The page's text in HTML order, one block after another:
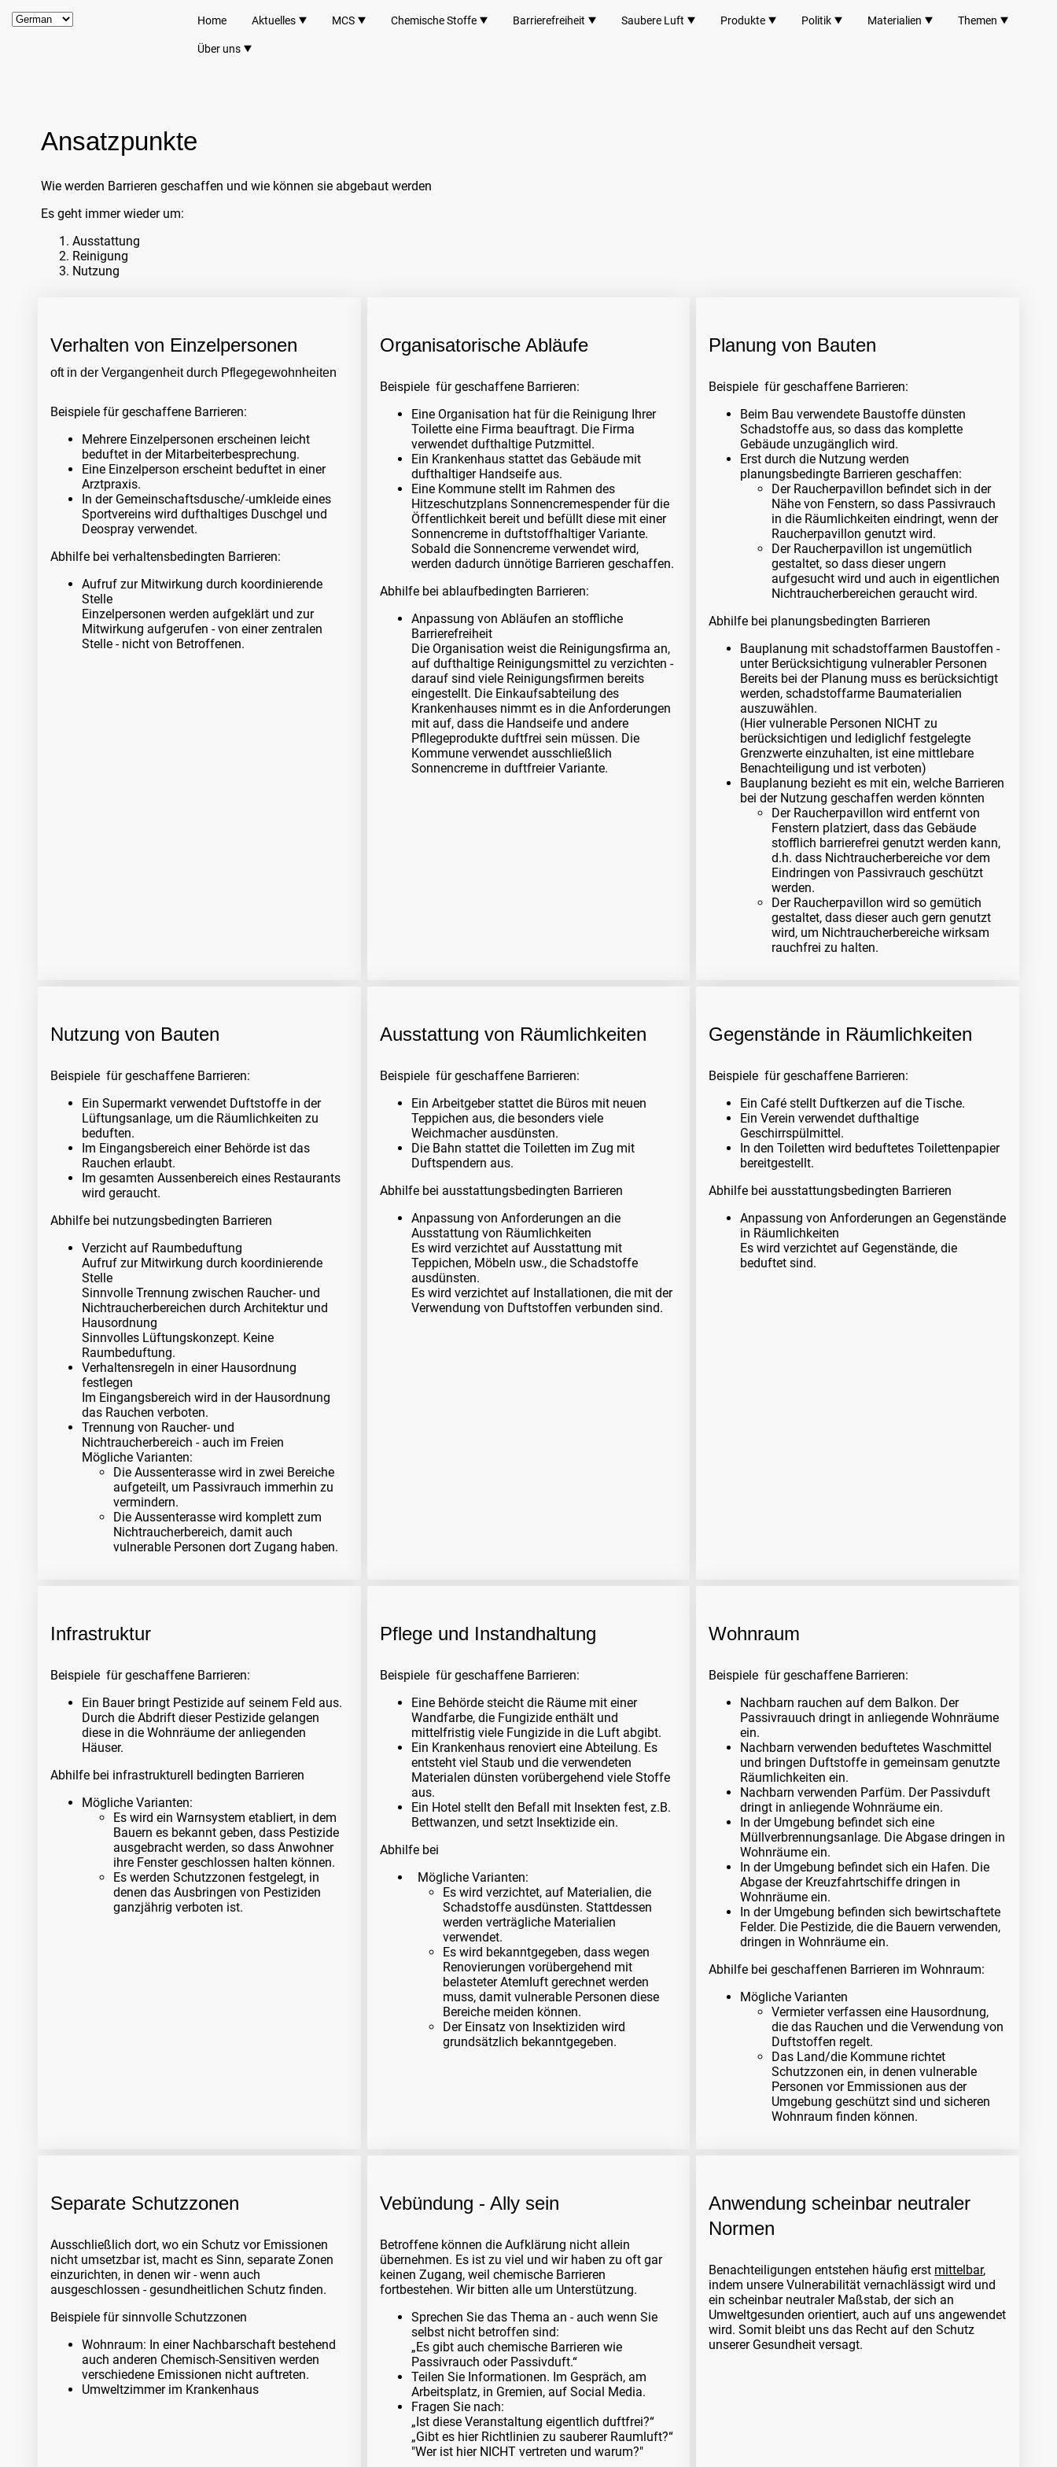
Home Aktuelles MCS Chemische Stoffe Barrierefreiheit Saubere Luft Produkte Politik Materialien Themen
Über uns
Ansatzpunkte
Wie werden Barrieren geschaffen und wie können sie abgebaut werden
Es geht immer wieder um:
Ausstattung
Reinigung
Nutzung
Verhalten von Einzelpersonen
oft in der Vergangenheit durch Pflegegewohnheiten
Beispiele für geschaffene Barrieren:
Mehrere Einzelpersonen erscheinen leicht
beduftet in der Mitarbeiterbesprechung.
Eine Einzelperson erscheint beduftet in einer
Arztpraxis.
In der Gemeinschaftsdusche/-umkleide eines
Sportvereins wird dufthaltiges Duschgel und
Deospray verwendet.
Abhilfe bei verhaltensbedingten Barrieren:
Aufruf zur Mitwirkung durch koordinierende
Stelle
Einzelpersonen werden aufgeklärt und zur
Mitwirkung aufgerufen - von einer zentralen
Stelle - nicht von Betroffenen.
Organisatorische Abläufe
Beispiele für geschaffene Barrieren:
Eine Organisation hat für die Reinigung Ihrer
Toilette eine Firma beauftragt. Die Firma
verwendet dufthaltige Putzmittel.
Ein Krankenhaus stattet das Gebäude mit
dufthaltiger Handseife aus.
Eine Kommune stellt im Rahmen des
Hitzeschutzplans Sonnencremespender für die
Öffentlichkeit bereit und befüllt diese mit einer
Sonnencreme in duftstoffhaltiger Variante.
Sobald die Sonnencreme verwendet wird,
werden dadurch ünnötige Barrieren geschaffen.
Abhilfe bei ablaufbedingten Barrieren:
Anpassung von Abläufen an stoffliche
Barrierefreiheit
Die Organisation weist die Reinigungsfirma an,
auf dufthaltige Reinigungsmittel zu verzichten -
darauf sind viele Reinigungsfirmen bereits
eingestellt. Die Einkaufsabteilung des
Krankenhauses nimmt es in die Anforderungen
mit auf, dass die Handseife und andere
Pfllegeprodukte duftfrei sein müssen. Die
Kommune verwendet ausschließlich
Sonnencreme in duftfreier Variante.
Planung von Bauten
Beispiele für geschaffene Barrieren:
Beim Bau verwendete Baustoffe dünsten
Schadstoffe aus, so dass das komplette
Gebäude unzugänglich wird.
Erst durch die Nutzung werden
planungsbedingte Barrieren geschaffen:
Der Raucherpavillon befindet sich in der
Nähe von Fenstern, so dass Passivrauch
in die Räumlichkeiten eindringt, wenn der
Raucherpavillon genutzt wird.
Der Raucherpavillon ist ungemütlich
gestaltet, so dass dieser ungern
aufgesucht wird und auch in eigentlichen
Nichtraucherbereichen geraucht wird.
Abhilfe bei planungsbedingten Barrieren
Bauplanung mit schadstoffarmen Baustoffen -
unter Berücksichtigung vulnerabler Personen
Bereits bei der Planung muss es berücksichtigt
werden, schadstoffarme Baumaterialien
auszuwählen.
(Hier vulnerable Personen NICHT zu
berücksichtigen und lediglichf festgelegte
Grenzwerte einzuhalten, ist eine mittlebare
Benachteiligung und ist verboten)
Bauplanung bezieht es mit ein, welche Barrieren
bei der Nutzung geschaffen werden könnten
Der Raucherpavillon wird entfernt von
Fenstern platziert, dass das Gebäude
stofflich barrierefrei genutzt werden kann,
d.h. dass Nichtraucherbereiche vor dem
Eindringen von Passivrauch geschützt
werden.
Der Raucherpavillon wird so gemütich
gestaltet, dass dieser auch gern genutzt
wird, um Nichtraucherbereiche wirksam
rauchfrei zu halten.
Nutzung von Bauten
Beispiele für geschaffene Barrieren:
Ein Supermarkt verwendet Duftstoffe in der
Lüftungsanlage, um die Räumlichkeiten zu
beduften.
Im Eingangsbereich einer Behörde ist das
Rauchen erlaubt.
Im gesamten Aussenbereich eines Restaurants
wird geraucht.
Abhilfe bei nutzungsbedingten Barrieren
Verzicht auf Raumbeduftung
Aufruf zur Mitwirkung durch koordinierende
Stelle
Sinnvolle Trennung zwischen Raucher- und
Nichtraucherbereichen durch Architektur und
Hausordnung
Sinnvolles Lüftungskonzept. Keine
Raumbeduftung.
Verhaltensregeln in einer Hausordnung
festlegen
Im Eingangsbereich wird in der Hausordnung
das Rauchen verboten.
Trennung von Raucher- und
Nichtraucherbereich - auch im Freien
Mögliche Varianten:
Die Aussenterasse wird in zwei Bereiche
aufgeteilt, um Passivrauch immerhin zu
vermindern.
Die Aussenterasse wird komplett zum
Nichtraucherbereich, damit auch
vulnerable Personen dort Zugang haben.
Ausstattung von Räumlichkeiten
Beispiele für geschaffene Barrieren:
Ein Arbeitgeber stattet die Büros mit neuen
Teppichen aus, die besonders viele
Weichmacher ausdünsten.
Die Bahn stattet die Toiletten im Zug mit
Duftspendern aus.
Abhilfe bei ausstattungsbedingten Barrieren
Anpassung von Anforderungen an die
Ausstattung von Räumlichkeiten
Es wird verzichtet auf Ausstattung mit
Teppichen, Möbeln usw., die Schadstoffe
ausdünsten.
Es wird verzichtet auf Installationen, die mit der
Verwendung von Duftstoffen verbunden sind.
Gegenstände in Räumlichkeiten
Beispiele für geschaffene Barrieren:
Ein Café stellt Duftkerzen auf die Tische.
Ein Verein verwendet dufthaltige
Geschirrspülmittel.
In den Toiletten wird beduftetes Toilettenpapier
bereitgestellt.
Abhilfe bei ausstattungsbedingten Barrieren
Anpassung von Anforderungen an Gegenstände
in Räumlichkeiten
Es wird verzichtet auf Gegenstände, die
beduftet sind.
Infrastruktur
Beispiele für geschaffene Barrieren:
Ein Bauer bringt Pestizide auf seinem Feld aus.
Durch die Abdrift dieser Pestizide gelangen
diese in die Wohnräume der anliegenden
Häuser.
Abhilfe bei infrastrukturell bedingten Barrieren
Mögliche Varianten:
Es wird ein Warnsystem etabliert, in dem
Bauern es bekannt geben, dass Pestizide
ausgebracht werden, so dass Anwohner
ihre Fenster geschlossen halten können.
Es werden Schutzzonen festgelegt, in
denen das Ausbringen von Pestiziden
ganzjährig verboten ist.
Pflege und Instandhaltung
Beispiele für geschaffene Barrieren:
Eine Behörde steicht die Räume mit einer
Wandfarbe, die Fungizide enthält und
mittelfristig viele Fungizide in die Luft abgibt.
Ein Krankenhaus renoviert eine Abteilung. Es
entsteht viel Staub und die verwendeten
Materialen dünsten vorübergehend viele Stoffe
aus.
Ein Hotel stellt den Befall mit Insekten fest, z.B.
Bettwanzen, und setzt Insektizide ein.
Abhilfe bei
Mögliche Varianten:
Es wird verzichtet, auf Materialien, die
Schadstoffe ausdünsten. Stattdessen
werden verträgliche Materialien
verwendet.
Es wird bekanntgegeben, dass wegen
Renovierungen vorübergehend mit
belasteter Atemluft gerechnet werden
muss, damit vulnerable Personen diese
Bereiche meiden können.
Der Einsatz von Insektiziden wird
grundsätzlich bekanntgegeben.
Wohnraum
Beispiele für geschaffene Barrieren:
Nachbarn rauchen auf dem Balkon. Der
Passivrauuch dringt in anliegende Wohnräume
ein.
Nachbarn verwenden beduftetes Waschmittel
und bringen Duftstoffe in gemeinsam genutzte
Räumlichkeiten ein.
Nachbarn verwenden Parfüm. Der Passivduft
dringt in anliegende Wohnräume ein.
In der Umgebung befindet sich eine
Müllverbrennungsanlage. Die Abgase dringen in
Wohnräume ein.
In der Umgebung befindet sich ein Hafen. Die
Abgase der Kreuzfahrtschiffe dringen in
Wohnräume ein.
In der Umgebung befinden sich bewirtschaftete
Felder. Die Pestizide, die die Bauern verwenden,
dringen in Wohnräume ein.
Abhilfe bei geschaffenen Barrieren im Wohnraum:
Mögliche Varianten
Vermieter verfassen eine Hausordnung,
die das Rauchen und die Verwendung von
Duftstoffen regelt.
Das Land/die Kommune richtet
Schutzzonen ein, in denen vulnerable
Personen vor Emmissionen aus der
Umgebung geschützt sind und sicheren
Wohnraum finden können.
Separate Schutzzonen
Ausschließlich dort, wo ein Schutz vor Emissionen
nicht umsetzbar ist, macht es Sinn, separate Zonen
einzurichten, in denen wir - wenn auch
ausgeschlossen - gesundheitlichen Schutz finden.
Beispiele für sinnvolle Schutzzonen
Wohnraum: In einer Nachbarschaft bestehend
auch anderen Chemisch-Sensitiven werden
verschiedene Emissionen nicht auftreten.
Umweltzimmer im Krankenhaus
Vebündung - Ally sein
Betroffene können die Aufklärung nicht allein
übernehmen. Es ist zu viel und wir haben zu oft gar
keinen Zugang, weil chemische Barrieren
fortbestehen. Wir bitten alle um Unterstützung.
Sprechen Sie das Thema an - auch wenn Sie
selbst nicht betroffen sind:
„Es gibt auch chemische Barrieren wie
Passivrauch oder Passivduft.“
Teilen Sie Informationen. Im Gespräch, am
Arbeitsplatz, in Gremien, auf Social Media.
Fragen Sie nach:
„Ist diese Veranstaltung eigentlich duftfrei?“
„Gibt es hier Richtlinien zu sauberer Raumluft?“
"Wer ist hier NICHT vertreten und warum?"
Anwendung scheinbar neutraler
Normen
Benachteiligungen entstehen häufig erst mittelbar,
indem unsere Vulnerabilität vernachlässigt wird und
ein scheinbar neutraler Maßstab, der sich an
Umweltgesunden orientiert, auch auf uns angewendet
wird. Somit bleibt uns das Recht auf den Schutz
unserer Gesundheit versagt.